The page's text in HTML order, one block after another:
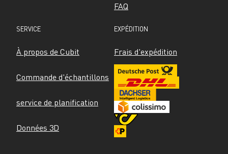
FAQ
SERVICE
À propos de Cubit
Commande d'échantillons
service de planification
Données 3D
EXPÉDITION
Frais d'expédition